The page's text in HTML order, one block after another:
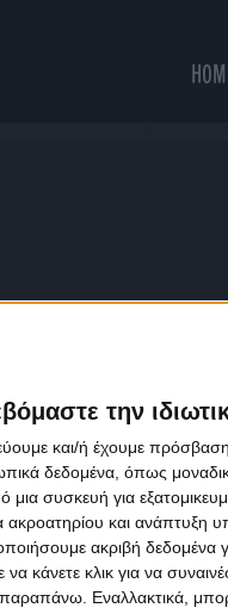
την
και/ή έχουμε
δεδομένα, όπως
συσκευή για
ακροατηρίου και ανάπτυξη
ακριβή
κλικ για να
Εναλλακτικά,